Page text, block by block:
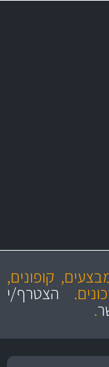
איכותי קופונים,
הצטרף/י
.